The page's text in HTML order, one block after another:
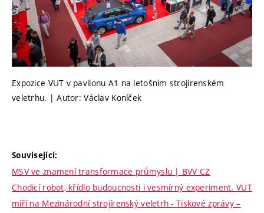
Expozice VUT v pavilonu A1 na letošním strojírenském
veletrhu. | Autor: Václav Koníček
Související:
MSV ve znamení transformace průmyslu | BVV CZ
Chodicí robot, křídlo budoucnosti i vesmírný experiment. VUT
míří na Mezinárodní strojírenský veletrh - Tiskové zprávy –